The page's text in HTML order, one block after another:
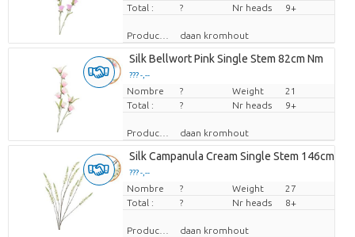
Total :
? Nr heads 9+
Producteur daan kromhout
Silk Bellwort Pink Single Stem 82cm Nm
??? -,--
Prix par pièce
Nombre ? Weight
21
Total :
? Nr heads 9+
Producteur daan kromhout
Silk Campanula Cream Single Stem 146cm Nm
??? -,--
Prix par pièce
Nombre ? Weight
27
Total :
? Nr heads 8+
Producteur daan kromhout